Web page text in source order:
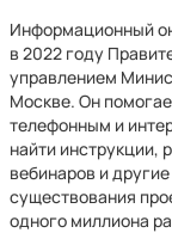
Информационный
в 2022 году
управлением
Москве. Он
телефонным и
найти инструкции,
вебинаров и
существования
одного миллиона